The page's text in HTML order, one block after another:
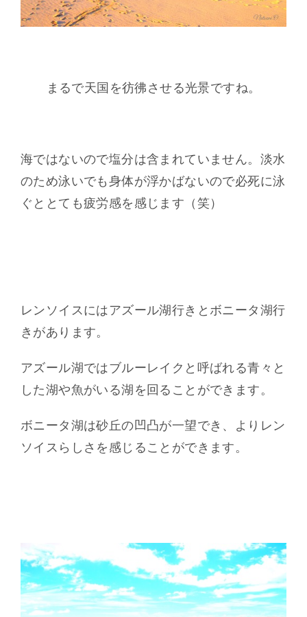
まるで天国を彷彿させる光景ですね。
海ではないので塩分は含まれていません。淡水
のため泳いでも身体が浮かばないので必死に泳
ぐととても疲労感を感じます（笑）
レンソイスにはアズール湖行きとボニータ湖行
きがあります。
アズール湖ではブルーレイクと呼ばれる青々と
した湖や魚がいる湖を回ることができます。
ボニータ湖は砂丘の凹凸が一望でき、よりレン
ソイスらしさを感じることができます。